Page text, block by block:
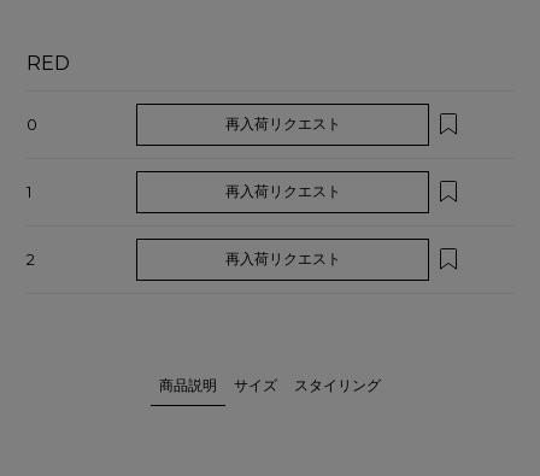
RED
0 再入荷リクエスト
1 再入荷リクエスト
2 再入荷リクエスト
商品説明 サイズ スタイリング